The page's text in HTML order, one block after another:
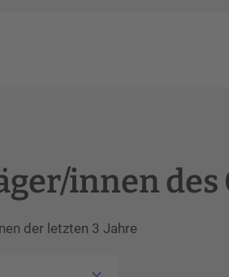
innen
der letzten 3 Jahre